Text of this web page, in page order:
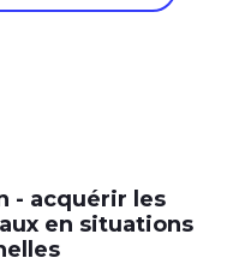
- acquérir les
en situations